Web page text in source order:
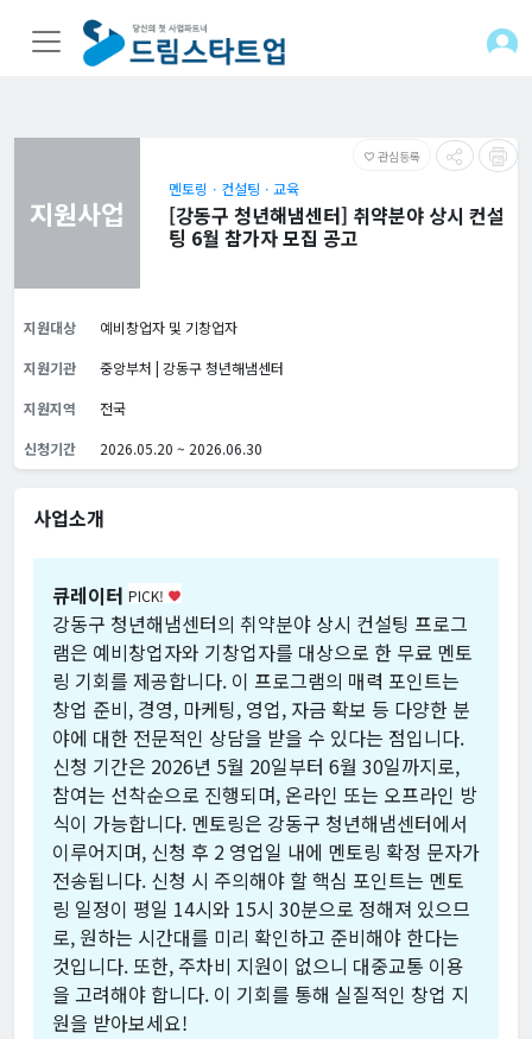
favorite_border 관심등록
지원사업
멘토링ㆍ컨설팅ㆍ교육
[강동구 청년해냄센터] 취약분야 상시 컨설
팅 6월 참가자 모집 공고
지원대상
예비창업자 및 기창업자
지원기관
중앙부처 | 강동구 청년해냄센터
지원지역
전국
신청기간
2026.05.20 ~ 2026.06.30
사업소개
큐레이터 PICK! favorite
강동구 청년해냄센터의 취약분야 상시 컨설팅 프로그
램은 예비창업자와 기창업자를 대상으로 한 무료 멘토
링 기회를 제공합니다. 이 프로그램의 매력 포인트는
창업 준비, 경영, 마케팅, 영업, 자금 확보 등 다양한 분
야에 대한 전문적인 상담을 받을 수 있다는 점입니다.
신청 기간은 2026년 5월 20일부터 6월 30일까지로,
참여는 선착순으로 진행되며, 온라인 또는 오프라인 방
식이 가능합니다. 멘토링은 강동구 청년해냄센터에서
이루어지며, 신청 후 2 영업일 내에 멘토링 확정 문자가
전송됩니다. 신청 시 주의해야 할 핵심 포인트는 멘토
링 일정이 평일 14시와 15시 30분으로 정해져 있으므
로, 원하는 시간대를 미리 확인하고 준비해야 한다는
것입니다. 또한, 주차비 지원이 없으니 대중교통 이용
을 고려해야 합니다. 이 기회를 통해 실질적인 창업 지
원을 받아보세요!